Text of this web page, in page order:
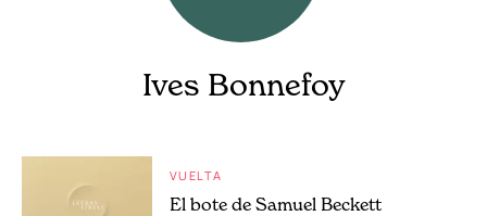
Ives Bonnefoy
VUELTA
El bote de Samuel Beckett